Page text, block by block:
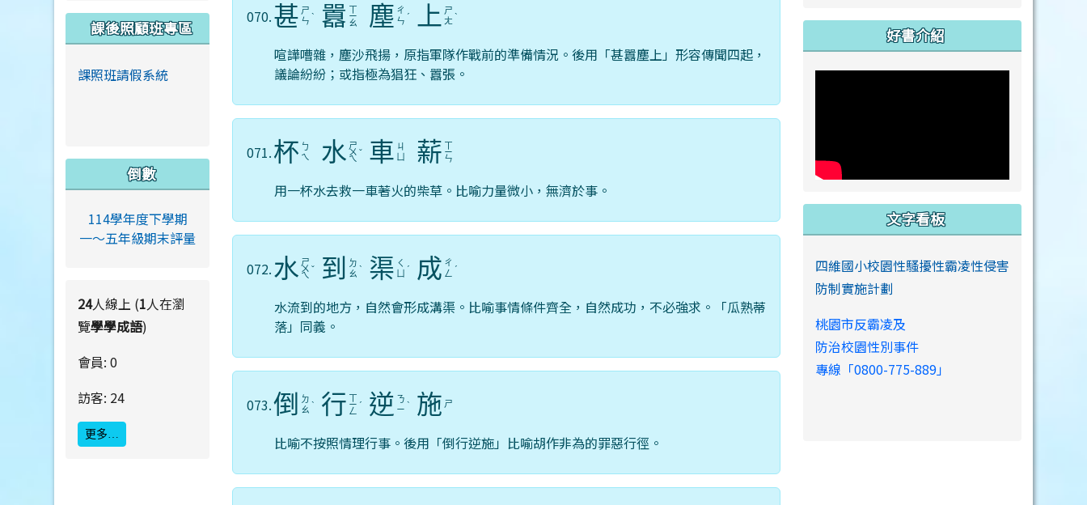
070.甚 ㄕ
ㄣ ˋ 囂 ㄒ
ㄧ
ㄠ 塵 ㄔ
ㄣ ˊ 上 ㄕ
ㄤ ˋ
喧譁嘈雜，塵沙飛揚，原指軍隊作戰前的準備情況。後用「甚囂塵上」形容傳聞四起，
議論紛紛；或指極為猖狂、囂張。
071.杯 ㄅ
ㄟ
水 ㄕ
ㄨ
ㄟ
ˇ 車 ㄐ
薪 ㄒ
ㄧ
ㄣ
用一杯水去救一車著火的柴草。比喻力量微小，無濟於事。
072.水 ㄕ
ㄨ
ㄟ
ˇ 到
ㄉ
ㄠ ˋ 渠 ㄑ
ˊ 成 ㄔ
ㄥ ˊ
水流到的地方，自然會形成溝渠。比喻事情條件齊全，自然成功，不必強求。「瓜熟蒂
落」同義。
073.倒
ㄉ
ㄠ ˋ 行 ㄒ
ㄧ
ㄥ
ˊ 逆 ㄋ
ㄧ ˋ 施 ㄕ
比喻不按照情理行事。後用「倒行逆施」比喻胡作非為的罪惡行徑。
課後照顧班專區
課照班請假系統
倒數
114學年度下學期
一～五年級期末評量
24人線上 (1人在瀏
覽學學成語)
會員: 0
訪客: 24
更多…
好書介紹
文字看板
四維國小校園性騷擾性霸凌性侵害
防制實施計劃
桃園市反霸凌及
防治校園性別事件
專線「0800-775-889」